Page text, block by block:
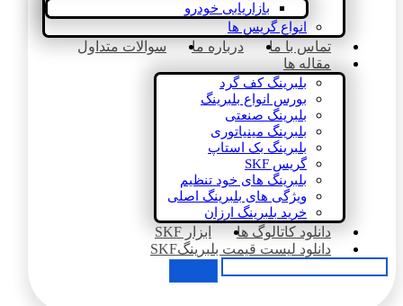
بازاریابی خودرو
انواع گریس ها
تماس با ما درباره ما
سوالات متداول
مقاله ها
بلبرینگ کف گرد
بورس انواع بلبرینگ
بلبرینگ صنعتی
بلبرینگ مینیاتوری
بلبرینگ بک استاپ
گریس SKF
بلبرینگ های خود تنظیم
ویژگی های بلبرینگ اصلی
خرید بلبرینگ ارزان
دانلود کاتالوگ ها
ابزار SKF
دانلود لیست قیمت بلبرینگSKF